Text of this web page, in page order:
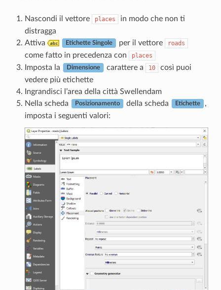
Nascondi il vettore places
in modo che non ti
distragga
Attiva
Etichette Singole per il vettore roads
come fatto in precedenza con places
Imposta la Dimensione carattere a 10
così puoi
vedere più etichette
Ingrandisci l’area della città Swellendam
Nella scheda
Posizionamento della scheda Etichette
,
imposta i seguenti valori: